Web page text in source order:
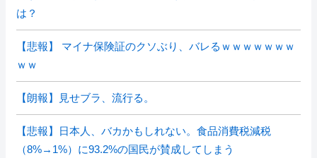
は？
【悲報】 マイナ保険証のクソぶり、バレるｗｗｗｗｗｗｗ
ｗｗ
【朗報】見せブラ、流行る。
【悲報】日本人、バカかもしれない。食品消費税減税
（8%→1%）に93.2%の国民が賛成してしまう